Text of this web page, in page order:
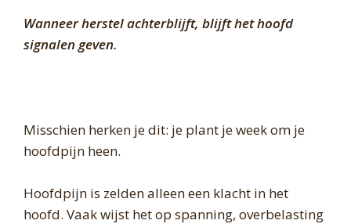
Wanneer herstel achterblijft, blijft het hoofd
signalen geven.
Misschien herken je dit: je plant je week om je
hoofdpijn heen.
Hoofdpijn is zelden alleen een klacht in het
hoofd. Vaak wijst het op spanning, overbelasting